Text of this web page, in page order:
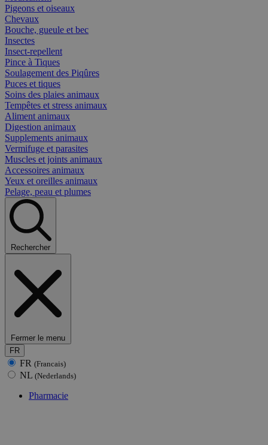
Pigeons et oiseaux
Chevaux
Bouche, gueule et bec
Insectes
Insect-repellent
Pince à Tiques
Soulagement des Piqûres
Puces et tiques
Soins des plaies animaux
Tempêtes et stress animaux
Aliment animaux
Digestion animaux
Supplements animaux
Vermifuge et parasites
Muscles et joints animaux
Accessoires animaux
Yeux et oreilles animaux
Pelage, peau et plumes
Rechercher
Fermer le menu
FR
FR (Francais)
NL (Nederlands)
Pharmacie